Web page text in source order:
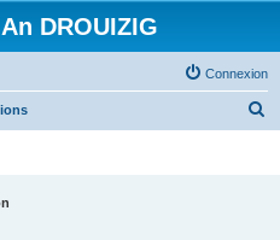
DROUIZIG
Connexion